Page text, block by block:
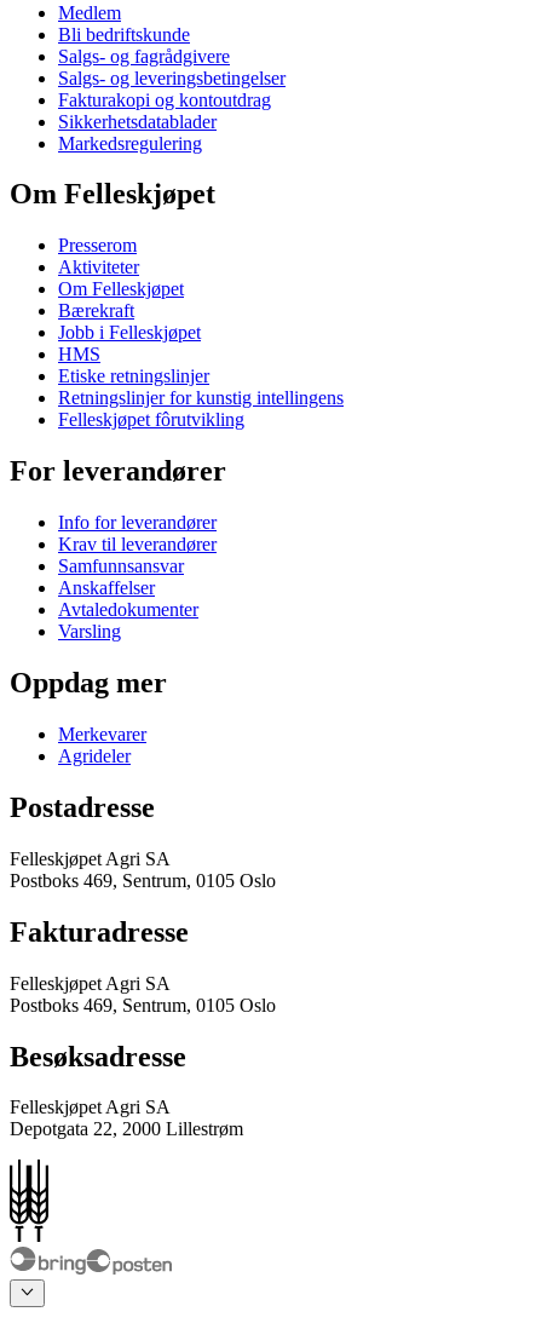
Medlem
Bli bedriftskunde
Salgs- og fagrådgivere
Salgs- og leveringsbetingelser
Fakturakopi og kontoutdrag
Sikkerhetsdatablader
Markedsregulering
Om Felleskjøpet
Presserom
Aktiviteter
Om Felleskjøpet
Bærekraft
Jobb i Felleskjøpet
HMS
Etiske retningslinjer
Retningslinjer for kunstig intellingens
Felleskjøpet fôrutvikling
For leverandører
Info for leverandører
Krav til leverandører
Samfunnsansvar
Anskaffelser
Avtaledokumenter
Varsling
Oppdag mer
Merkevarer
Agrideler
Postadresse
Felleskjøpet Agri SA
Postboks 469, Sentrum, 0105 Oslo
Fakturadresse
Felleskjøpet Agri SA
Postboks 469, Sentrum, 0105 Oslo
Besøksadresse
Felleskjøpet Agri SA
Depotgata 22, 2000 Lillestrøm